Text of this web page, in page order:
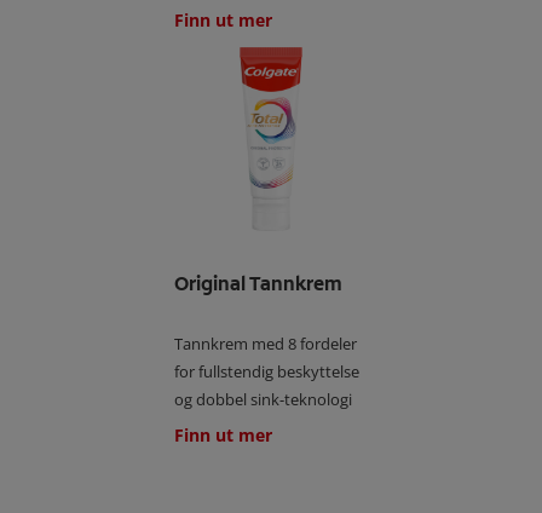
Finn ut mer
Original Tannkrem
Tannkrem med 8 fordeler
for fullstendig beskyttelse
og dobbel sink-teknologi
Finn ut mer